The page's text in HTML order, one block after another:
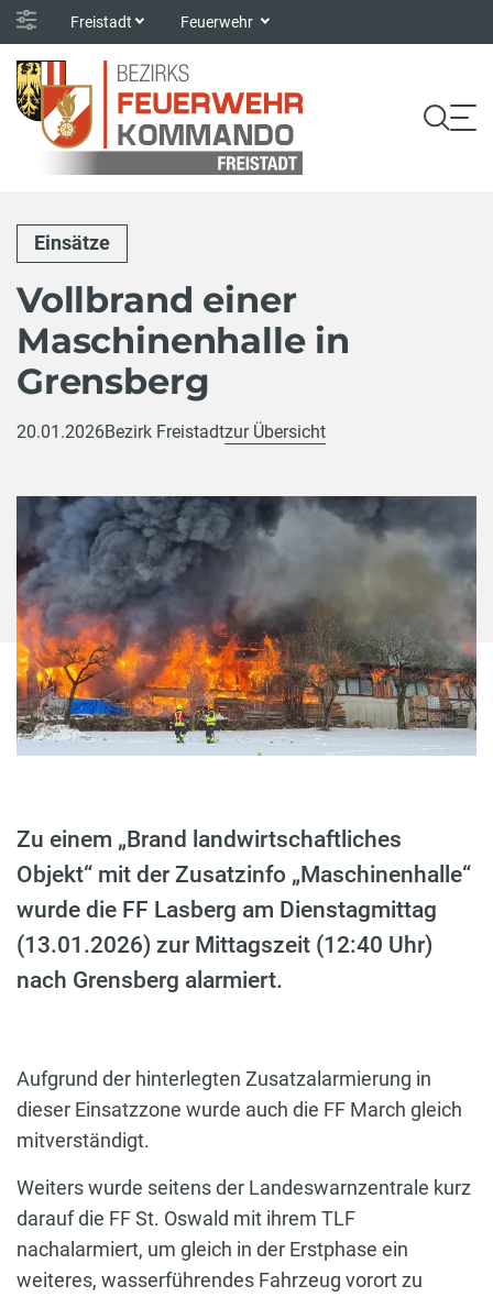
Freistadt Feuerwehr
Einsätze
Vollbrand einer
Maschinenhalle in
Grensberg
20.01.2026Bezirk Freistadtzur Übersicht
Zu einem „Brand landwirtschaftliches
Objekt“ mit der Zusatzinfo „Maschinenhalle“
wurde die FF Lasberg am Dienstagmittag
(13.01.2026) zur Mittagszeit (12:40 Uhr)
nach Grensberg alarmiert.
Aufgrund der hinterlegten Zusatzalarmierung in
dieser Einsatzzone wurde auch die FF March gleich
mitverständigt.
Weiters wurde seitens der Landeswarnzentrale kurz
darauf die FF St. Oswald mit ihrem TLF
nachalarmiert, um gleich in der Erstphase ein
weiteres, wasserführendes Fahrzeug vorort zu